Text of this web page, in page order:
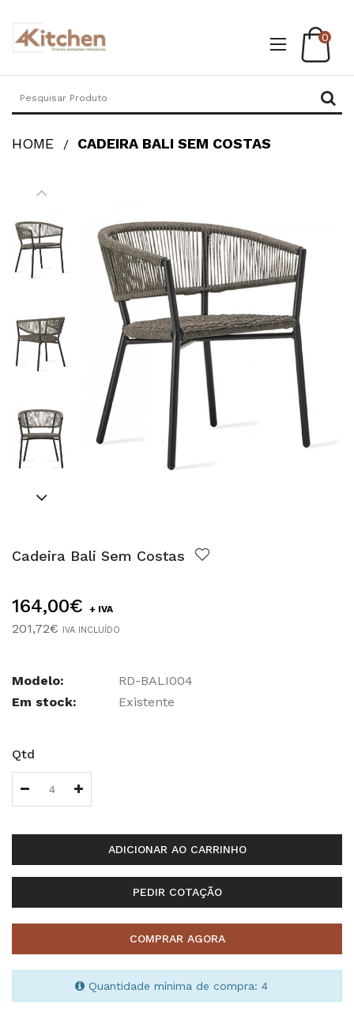
0
HOME CADEIRA BALI SEM COSTAS
Cadeira Bali Sem Costas
164,00€ + IVA
201,72€ IVA INCLUÍDO
Modelo:
RD-BALI004
Em stock:
Existente
Qtd
ADICIONAR AO CARRINHO
PEDIR COTAÇÃO
COMPRAR AGORA
Quantidade mínima de compra: 4